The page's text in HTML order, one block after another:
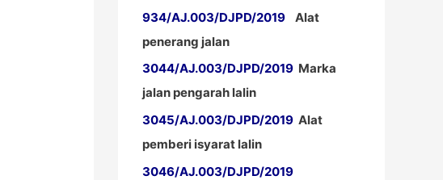
934/AJ.003/DJPD/2019 Alat
penerang jalan
3044/AJ.003/DJPD/2019 Marka
jalan pengarah lalin
3045/AJ.003/DJPD/2019 Alat
pemberi isyarat lalin
3046/AJ.003/DJPD/2019